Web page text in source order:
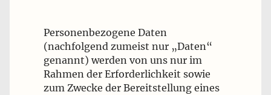
Personenbezogene Daten
(nachfolgend zumeist nur „Daten“
genannt) werden von uns nur im
Rahmen der Erforderlichkeit sowie
zum Zwecke der Bereitstellung eines